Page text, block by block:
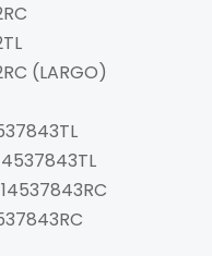
(LARGO)